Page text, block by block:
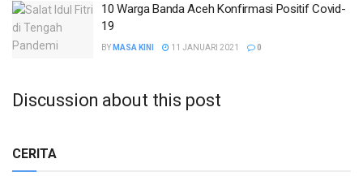
10 Warga Banda Aceh Konfirmasi Positif Covid-
19
BY MASA KINI 11 JANUARI 2021 0
Discussion about this post
CERITA